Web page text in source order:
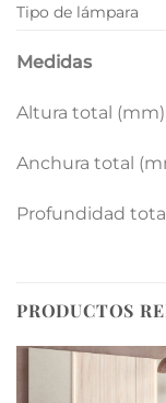
Tipo de lámpara
Medidas
Altura total
Anchura total
Profundidad
PRODUCTOS